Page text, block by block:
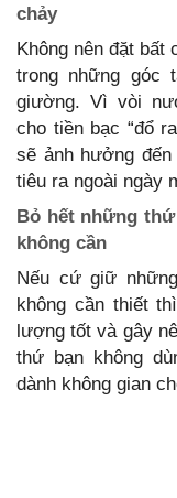
chảy
Không nên đặt
trong những góc
giường. Vì vòi
cho tiền bạc “đổ
sẽ ảnh hưởng
tiêu ra ngoài ngày
Bỏ hết những
không cần
Nếu cứ giữ
không cần thiết
lượng tốt và gây
thứ bạn không
dành không gian